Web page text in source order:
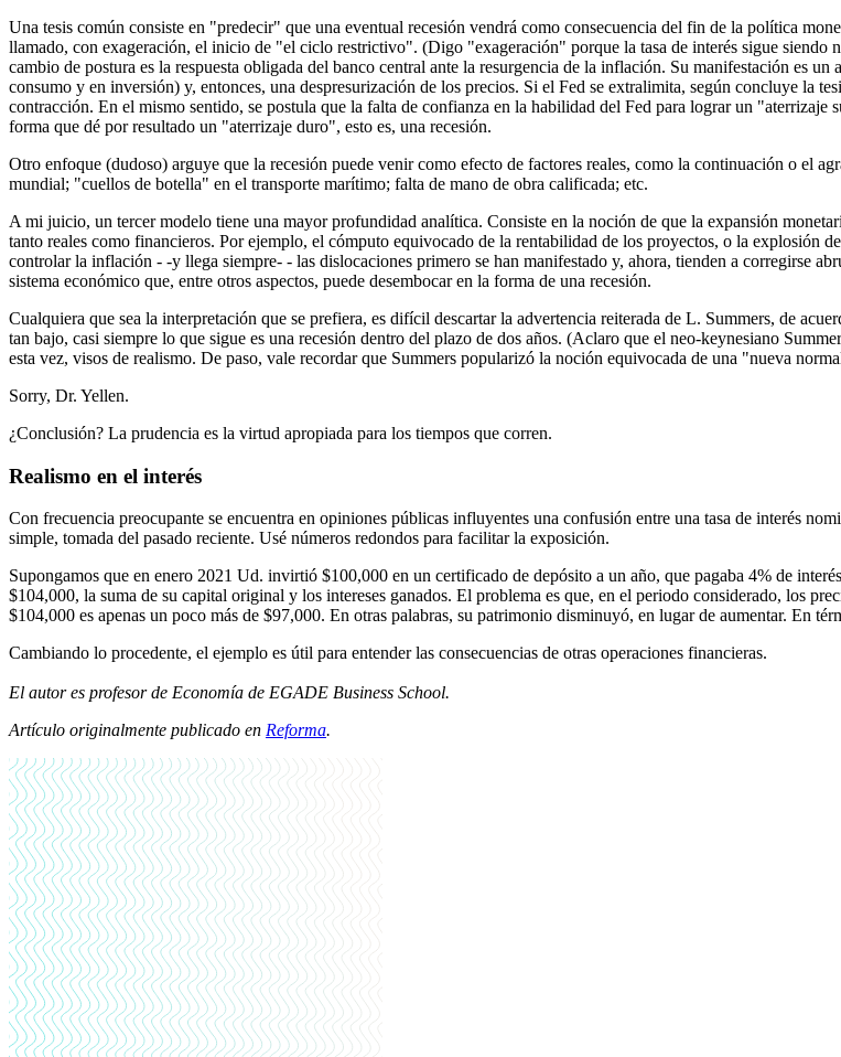
Una tesis común consiste en "predecir" que una eventual recesión vendrá como consecuencia del fin de la política
llamado, con exageración, el inicio de "el ciclo restrictivo". (Digo "exageración" porque la tasa de interés sigue siendo
cambio de postura es la respuesta obligada del banco central ante la resurgencia de la inflación. Su manifestación es
consumo y en inversión) y, entonces, una despresurización de los precios. Si el Fed se extralimita, según concluye la
contracción. En el mismo sentido, se postula que la falta de confianza en la habilidad del Fed para lograr un
forma que dé por resultado un "aterrizaje duro", esto es, una recesión.
Otro enfoque (dudoso) arguye que la recesión puede venir como efecto de factores reales, como la continuación o el
mundial; "cuellos de botella" en el transporte marítimo; falta de mano de obra calificada; etc.
A mi juicio, un tercer modelo tiene una mayor profundidad analítica. Consiste en la noción de que la expansión
tanto reales como financieros. Por ejemplo, el cómputo equivocado de la rentabilidad de los proyectos, o la explosión
controlar la inflación - -y llega siempre- - las dislocaciones primero se han manifestado y, ahora, tienden a corregirse
sistema económico que, entre otros aspectos, puede desembocar en la forma de una recesión.
Cualquiera que sea la interpretación que se prefiera, es difícil descartar la advertencia reiterada de L. Summers, de
tan bajo, casi siempre lo que sigue es una recesión dentro del plazo de dos años. (Aclaro que el neo-keynesiano
esta vez, visos de realismo. De paso, vale recordar que Summers popularizó la noción equivocada de una "nueva
Sorry, Dr. Yellen.
¿Conclusión? La prudencia es la virtud apropiada para los tiempos que corren.
Realismo en el interés
Con frecuencia preocupante se encuentra en opiniones públicas influyentes una confusión entre una tasa de interés
simple, tomada del pasado reciente. Usé números redondos para facilitar la exposición.
Supongamos que en enero 2021 Ud. invirtió $100,000 en un certificado de depósito a un año, que pagaba 4% de
$104,000, la suma de su capital original y los intereses ganados. El problema es que, en el periodo considerado, los
$104,000 es apenas un poco más de $97,000. En otras palabras, su patrimonio disminuyó, en lugar de aumentar. En
Cambiando lo procedente, el ejemplo es útil para entender las consecuencias de otras operaciones financieras.
El autor es profesor de Economía de EGADE Business School.
Artículo originalmente publicado en Reforma.